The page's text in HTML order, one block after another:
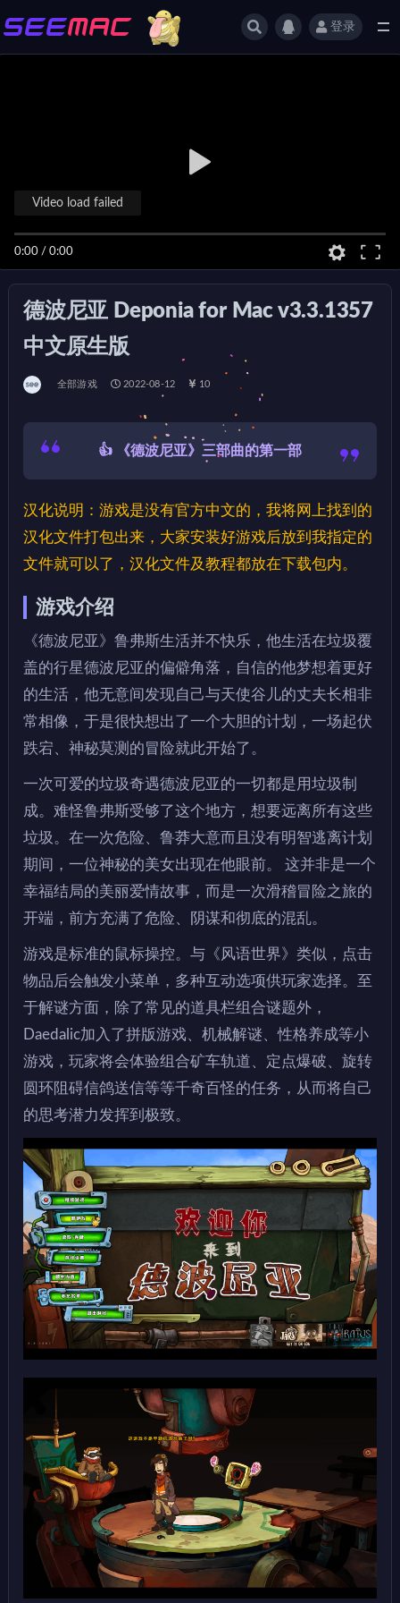
登录
0:00 / 0:00
Video load failed
德波尼亚 Deponia for Mac v3.3.1357
中文原生版
全部游戏 2022-08-12 10
👍 《德波尼亚》三部曲的第一部
汉化说明：游戏是没有官方中文的，我将网上找到的
汉化文件打包出来，大家安装好游戏后放到我指定的
文件就可以了，汉化文件及教程都放在下载包内。
游戏介绍
《德波尼亚》鲁弗斯生活并不快乐，他生活在垃圾覆
盖的行星德波尼亚的偏僻角落，自信的他梦想着更好
的生活，他无意间发现自己与天使谷儿的丈夫长相非
常相像，于是很快想出了一个大胆的计划，一场起伏
跌宕、神秘莫测的冒险就此开始了。
一次可爱的垃圾奇遇德波尼亚的一切都是用垃圾制
成。难怪鲁弗斯受够了这个地方，想要远离所有这些
垃圾。在一次危险、鲁莽大意而且没有明智逃离计划
期间，一位神秘的美女出现在他眼前。 这并非是一个
幸福结局的美丽爱情故事，而是一次滑稽冒险之旅的
开端，前方充满了危险、阴谋和彻底的混乱。
游戏是标准的鼠标操控。与《风语世界》类似，点击
物品后会触发小菜单，多种互动选项供玩家选择。至
于解谜方面，除了常见的道具栏组合谜题外，
Daedalic加入了拼版游戏、机械解谜、性格养成等小
游戏，玩家将会体验组合矿车轨道、定点爆破、旋转
圆环阻碍信鸽送信等等千奇百怪的任务，从而将自己
的思考潜力发挥到极致。